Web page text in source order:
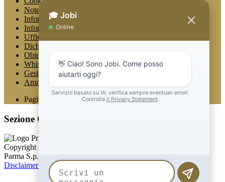
Note legali
Informativa Privacy
Informativa Privacy chatbot Jobi
Ufficio Relazioni con il Pubblico
Dichiarazione di accessibilità
Obiettivi di accessibilità
Whistleblowing
Gestione consensi cookie
Amministrazione trasparente
Pagina visualizzata777volte
Sezione Copyright
Copyright 2026 | Engineered and powered by Gruppo Spaggiari
Parma S.p.A. | Divisione Publishing & New Social Media
Disclaimer trattamento dati personali